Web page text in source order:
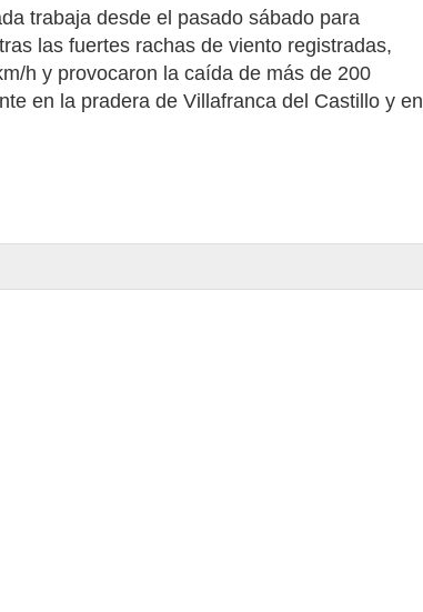
trabaja desde el pasado sábado para
las fuertes rachas de viento registradas,
h y provocaron la caída de más de 200
en la pradera de Villafranca del Castillo y en